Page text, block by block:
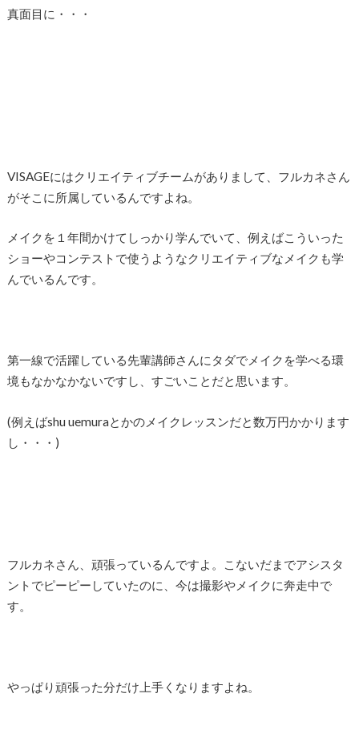
真面目に・・・
VISAGEにはクリエイティブチームがありまして、フルカネさん
がそこに所属しているんですよね。
メイクを１年間かけてしっかり学んでいて、例えばこういった
ショーやコンテストで使うようなクリエイティブなメイクも学
んでいるんです。
第一線で活躍している先輩講師さんにタダでメイクを学べる環
境もなかなかないですし、すごいことだと思います。
(例えばshu uemuraとかのメイクレッスンだと数万円かかります
し・・・)
フルカネさん、頑張っているんですよ。こないだまでアシスタ
ントでピーピーしていたのに、今は撮影やメイクに奔走中で
す。
やっぱり頑張った分だけ上手くなりますよね。